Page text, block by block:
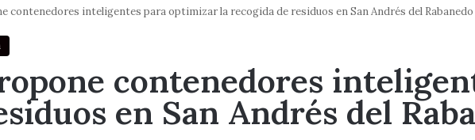
contenedores inteligentes para optimizar la recogida de residuos en San Andrés del Rabanedo
contenedores
en San Andrés del